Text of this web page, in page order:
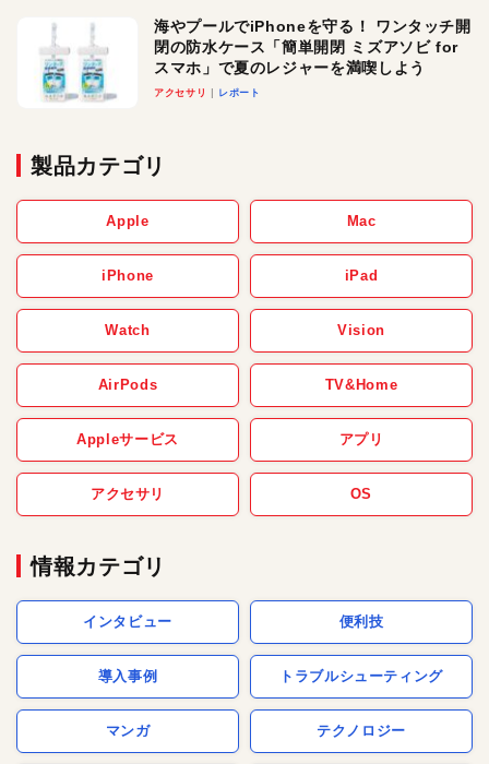
海やプールでiPhoneを守る！ ワンタッチ開
閉の防水ケース「簡単開閉 ミズアソビ for
スマホ」で夏のレジャーを満喫しよう
アクセサリ レポート
製品カテゴリ
Apple Mac
iPhone iPad
Watch Vision
AirPods TV&Home
Appleサービス アプリ
アクセサリ OS
情報カテゴリ
インタビュー 便利技
導入事例 トラブルシューティング
マンガ テクノロジー